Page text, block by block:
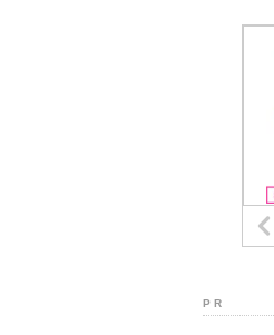
P R